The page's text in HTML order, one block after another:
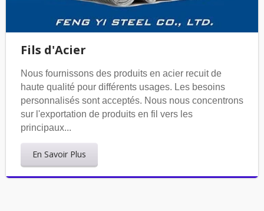
Fils d'Acier
Nous fournissons des produits en acier recuit de
haute qualité pour différents usages. Les besoins
personnalisés sont acceptés. Nous nous concentrons
sur l'exportation de produits en fil vers les
principaux...
En Savoir Plus